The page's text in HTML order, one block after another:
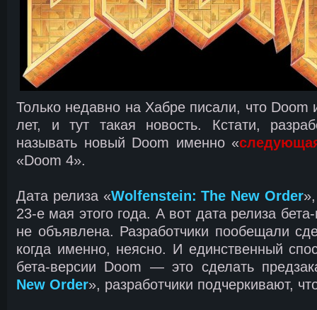
Только недавно на Хабре писали, что Doom
лет, и тут такая новость. Кстати,
называть новый Doom именно «
«Doom 4».
Дата релиза «Wolfenstein: The New Order
23-е мая этого года. А вот дата релиза
не объявлена. Разработчики пообещали
когда именно, неясно. И единственный
бета-версии Doom — это сделать
New Order», разработчики подчеркивают,